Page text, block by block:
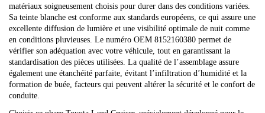
matériaux soigneusement choisis pour durer dans des conditions variées.
Sa teinte blanche est conforme aux standards européens, ce qui assure une
excellente diffusion de lumière et une visibilité optimale de nuit comme
en conditions pluvieuses. Le numéro OEM 8152160380 permet de
vérifier son adéquation avec votre véhicule, tout en garantissant la
standardisation des pièces utilisées. La qualité de l’assemblage assure
également une étanchéité parfaite, évitant l’infiltration d’humidité et la
formation de buée, facteurs qui peuvent altérer la sécurité et le confort de
conduite.